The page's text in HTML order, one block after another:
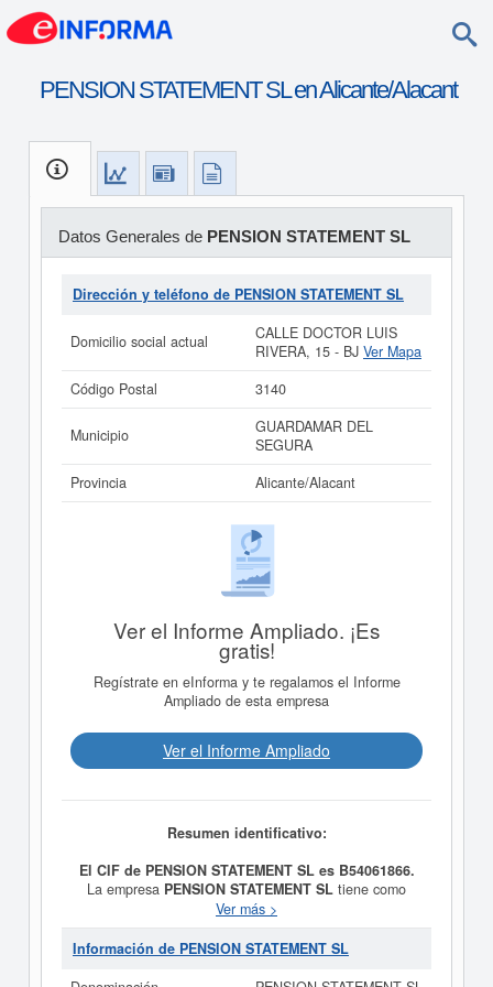
PENSION STATEMENT SL en Alicante/Alacant
Datos Generales de PENSION STATEMENT SL
Dirección y teléfono de PENSION STATEMENT SL
Domicilio social actual
CALLE DOCTOR LUIS
RIVERA, 15 - BJ Ver Mapa
Código Postal
3140
Municipio
GUARDAMAR DEL
SEGURA
Provincia
Alicante/Alacant
Ver el Informe Ampliado. ¡Es
gratis!
Regístrate en eInforma y te regalamos el Informe
Ampliado de esta empresa
Ver el Informe Ampliado
Resumen identificativo:
El CIF de PENSION STATEMENT SL es B54061866.
La empresa PENSION STATEMENT SL tiene como
objetivo LA ADMINISTRACION, PROMOCION,
CONSTRUCCION, REFORMAS, RECONSTRUCCION,
COMPRAVENTA Y ALQUILER DE TODO TIPO DE
del alta el día 15/11/2005. Esta empresa está incluida
Ver más >
Información de PENSION STATEMENT SL